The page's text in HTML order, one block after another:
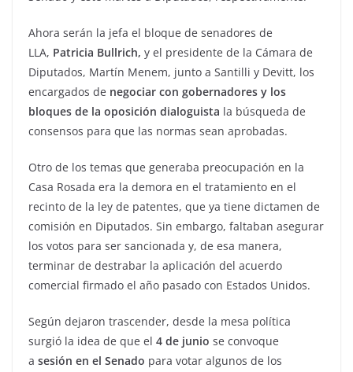
Ahora serán la jefa el bloque de senadores de
LLA, Patricia Bullrich, y el presidente de la Cámara de
Diputados, Martín Menem, junto a Santilli y Devitt, los
encargados de negociar con gobernadores y los
bloques de la oposición dialoguista la búsqueda de
consensos para que las normas sean aprobadas.
Otro de los temas que generaba preocupación en la
Casa Rosada era la demora en el tratamiento en el
recinto de la ley de patentes, que ya tiene dictamen de
comisión en Diputados. Sin embargo, faltaban asegurar
los votos para ser sancionada y, de esa manera,
terminar de destrabar la aplicación del acuerdo
comercial firmado el año pasado con Estados Unidos.
Según dejaron trascender, desde la mesa política
surgió la idea de que el 4 de junio se convoque
a sesión en el Senado para votar algunos de los